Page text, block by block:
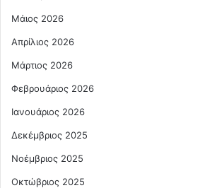
Μάιος 2026
Απρίλιος 2026
Μάρτιος 2026
Φεβρουάριος 2026
Ιανουάριος 2026
Δεκέμβριος 2025
Νοέμβριος 2025
Οκτώβριος 2025